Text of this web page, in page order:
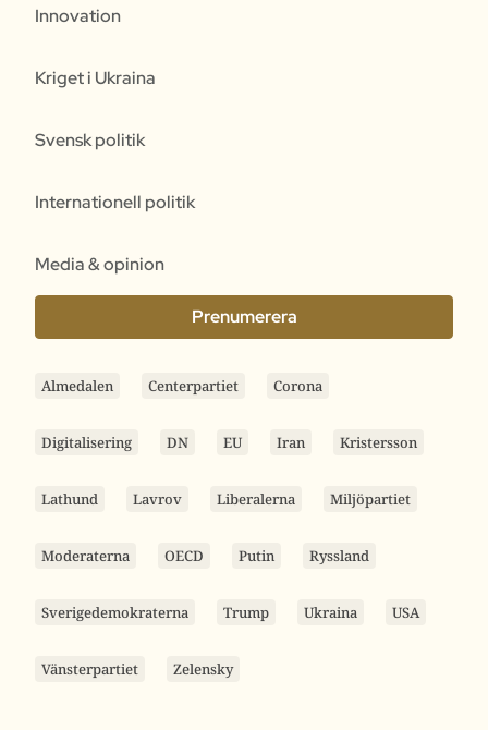
Innovation
Kriget i Ukraina
Svensk politik
Internationell politik
Media & opinion
Prenumerera
Almedalen Centerpartiet Corona
Digitalisering DN EU Iran Kristersson
Lathund Lavrov Liberalerna Miljöpartiet
Moderaterna OECD Putin Ryssland
Sverigedemokraterna Trump Ukraina USA
Vänsterpartiet Zelensky